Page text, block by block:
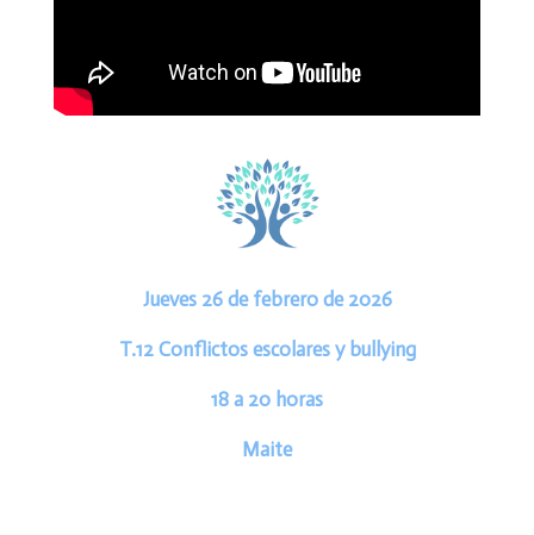
Jueves 26 de febrero de 2026
T.12 Conflictos escolares y bullying
18 a 20 horas
Maite